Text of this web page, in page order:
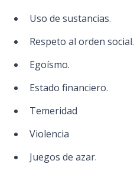
Uso de sustancias.
Respeto al orden social.
Egoísmo.
Estado financiero.
Temeridad
Violencia
Juegos de azar.